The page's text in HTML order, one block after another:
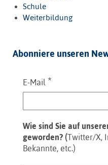
Schule
Weiterbildung
Abonniere unseren
E-Mail *
Wie sind Sie auf
geworden? (Twitter/X,
Bekannte, etc.)